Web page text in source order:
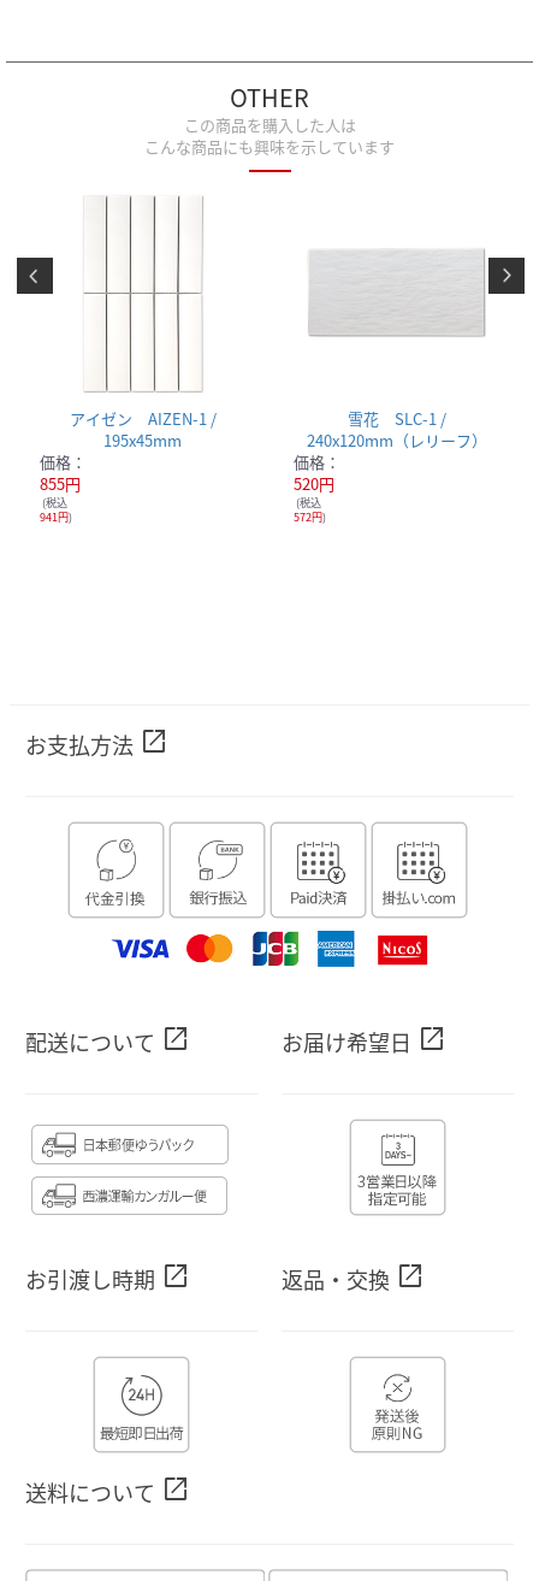
OTHER
この商品を購入した人は
こんな商品にも興味を示しています
アイゼン AIZEN-1 /
195x45mm
価格：
855円
(税込
941円)
雪花 SLC-1 /
240x120mm（レリーフ）
価格：
520円
(税込
572円)
お支払方法 open_in_new
配送について open_in_new お届け希望日 open_in_new
お引渡し時期 open_in_new 返品・交換 open_in_new
送料について open_in_new